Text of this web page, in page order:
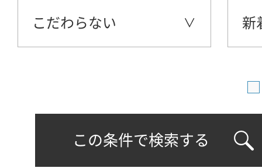
こだわらない 新
この条件で検索する